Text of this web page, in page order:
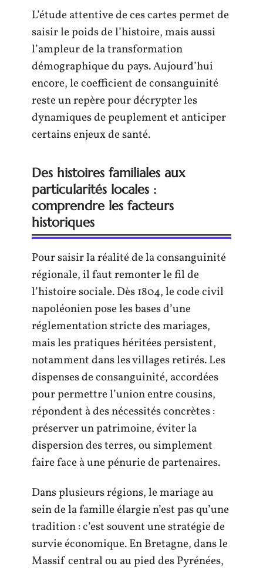
L’étude attentive de ces cartes permet de
saisir le poids de l’histoire, mais aussi
l’ampleur de la transformation
démographique du pays. Aujourd’hui
encore, le coefficient de consanguinité
reste un repère pour décrypter les
dynamiques de peuplement et anticiper
certains enjeux de santé.
Des histoires familiales aux
particularités locales :
comprendre les facteurs
historiques
Pour saisir la réalité de la consanguinité
régionale, il faut remonter le fil de
l’histoire sociale. Dès 1804, le code civil
napoléonien pose les bases d’une
réglementation stricte des mariages,
mais les pratiques héritées persistent,
notamment dans les villages retirés. Les
dispenses de consanguinité, accordées
pour permettre l’union entre cousins,
répondent à des nécessités concrètes :
préserver un patrimoine, éviter la
dispersion des terres, ou simplement
faire face à une pénurie de partenaires.
Dans plusieurs régions, le mariage au
sein de la famille élargie n’est pas qu’une
tradition : c’est souvent une stratégie de
survie économique. En Bretagne, dans le
Massif central ou au pied des Pyrénées,